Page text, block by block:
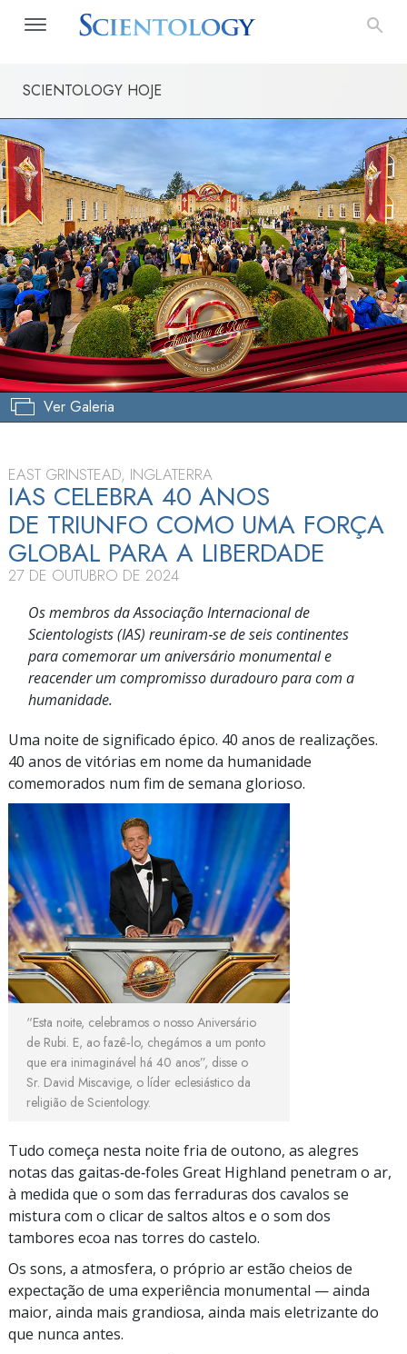
SCIENTOLOGY HOJE
Ver Galeria
EAST GRINSTEAD, INGLATERRA
IAS CELEBRA 40 ANOS
DE TRIUNFO COMO UMA FORÇA
GLOBAL PARA A LIBERDADE
27 DE OUTUBRO DE 2024
Os membros da Associação Internacional de
Scientologists (IAS) reuniram‑se de seis continentes
para comemorar um aniversário monumental e
reacender um compromisso duradouro para com a
humanidade.
Uma noite de significado épico. 40 anos de realizações.
40 anos de vitórias em nome da humanidade
comemorados num fim de semana glorioso.
“Esta noite, celebramos o nosso Aniversário
de Rubi. E, ao fazê‑lo, chegámos a um ponto
que era inimaginável há 40 anos”, disse o
Sr. David Miscavige, o líder eclesiástico da
religião de Scientology.
Tudo começa nesta noite fria de outono, as alegres
notas das gaitas‑de‑foles Great Highland penetram o ar,
à medida que o som das ferraduras dos cavalos se
mistura com o clicar de saltos altos e o som dos
tambores ecoa nas torres do castelo.
Os sons, a atmosfera, o próprio ar estão cheios de
expectação de uma experiência monumental — ainda
maior, ainda mais grandiosa, ainda mais eletrizante do
que nunca antes.